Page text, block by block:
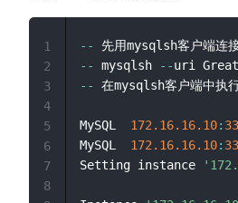
--
--
mysqlsh --uri
--
在mysqlsh客户端中执
MySQL 172.16.16.10:
MySQL 172.16.16.10:
Setting instance
1
2
3
4
5
6
7
8